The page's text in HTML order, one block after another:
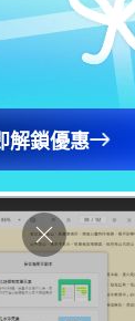
選項壓平檔
。
解鎖優惠